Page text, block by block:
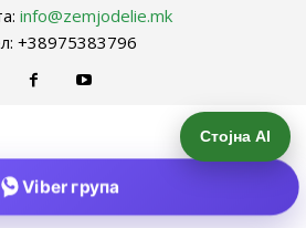
info@zemjodelie.mk
+38975383796
Стојна AI
Viber група